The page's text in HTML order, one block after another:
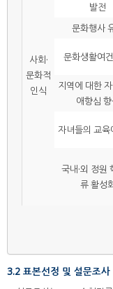
사회·
문화적
인식
발전
문화행사
문화생활여
지역에 대한
애향심
자녀들의 교육
국내·외 정원
류 활성
3.2 표본선정 및 설문조사